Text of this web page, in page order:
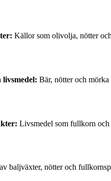
Källor som olivolja, nötter
Bär, nötter och
Livsmedel som fullkorn och
baljväxter, nötter och